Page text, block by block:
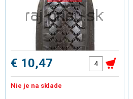
€ 10,47
Nie je na sklade